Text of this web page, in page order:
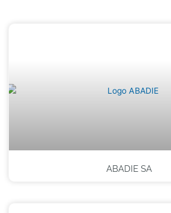
ABADIE SA